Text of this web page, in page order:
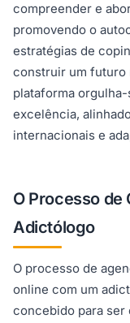
compreender e
promovendo o
estratégias de
construir um futuro
plataforma
excelência,
internacionais e
O Processo de
Adictólogo
O processo de
online com um
concebido para ser